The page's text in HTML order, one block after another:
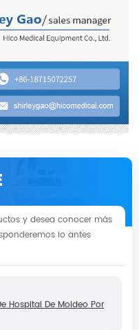
y desea conocer más
lo antes
Hospital De Moldeo Por